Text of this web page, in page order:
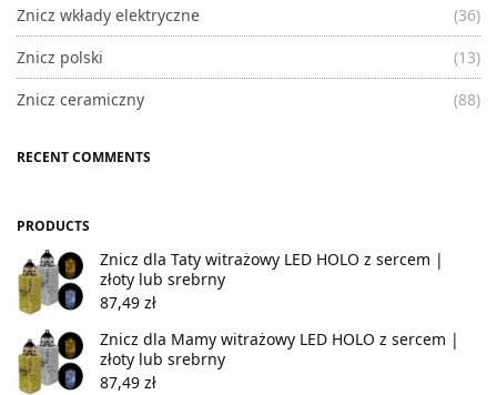
Znicz wkłady elektryczne
(36)
Znicz polski
(13)
Znicz ceramiczny
(88)
RECENT COMMENTS
PRODUCTS
Znicz dla Taty witrażowy LED HOLO z sercem |
złoty lub srebrny
87,49 zł
Znicz dla Mamy witrażowy LED HOLO z sercem |
złoty lub srebrny
87,49 zł